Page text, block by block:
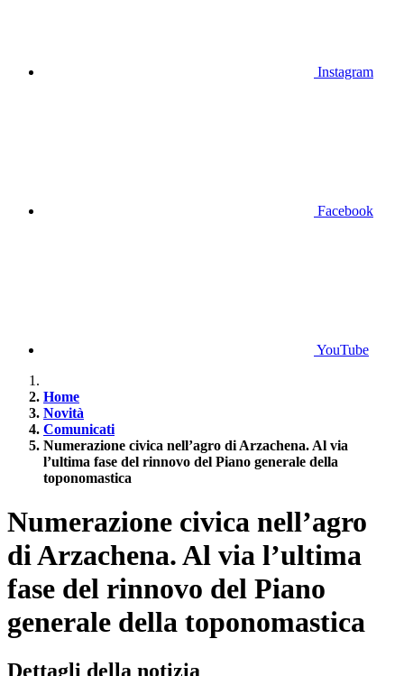
Instagram
Facebook
YouTube
Home
Novità
Comunicati
Numerazione civica nell’agro di Arzachena. Al via
l’ultima fase del rinnovo del Piano generale della
toponomastica
Numerazione civica nell’agro
di Arzachena. Al via l’ultima
fase del rinnovo del Piano
generale della toponomastica
Dettagli della notizia